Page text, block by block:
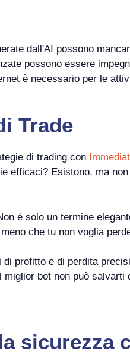
dall'AI possono
possono essere
è necessario per le
Trade
di trading con
efficaci? Esistono, ma
è solo un termine
che tu non voglia
profitto e di perdita
miglior bot non può salvarti
sicurezza